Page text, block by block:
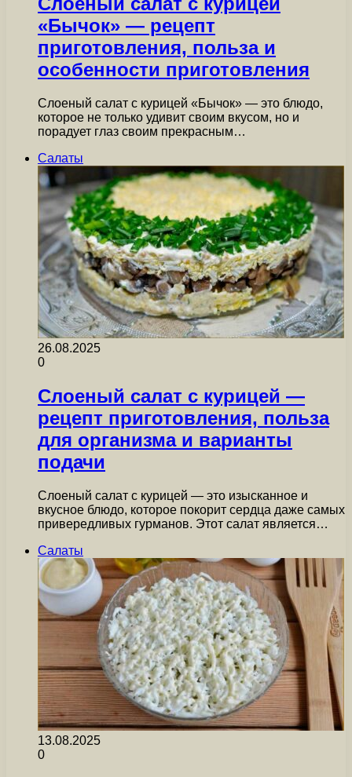
«Бычок» — рецепт
приготовления, польза и
особенности приготовления
Слоеный салат с курицей «Бычок» — это блюдо,
которое не только удивит своим вкусом, но и
порадует глаз своим прекрасным…
Салаты
26.08.2025
0
Слоеный салат с курицей —
рецепт приготовления, польза
для организма и варианты
подачи
Слоеный салат с курицей — это изысканное и
вкусное блюдо, которое покорит сердца даже самых
привередливых гурманов. Этот салат является…
Салаты
13.08.2025
0